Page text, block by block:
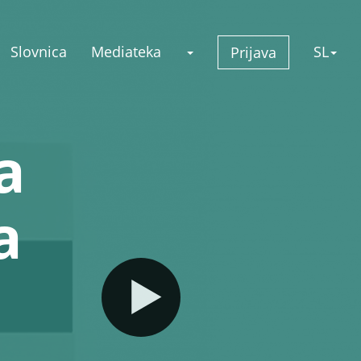
Slovnica Mediateka Prijava SL